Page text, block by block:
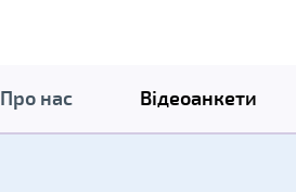
Про нас Відеоанкети